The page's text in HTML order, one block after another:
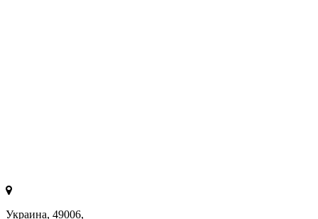
Украина, 49006,